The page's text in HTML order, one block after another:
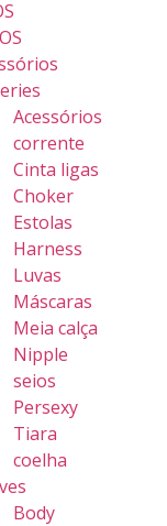
Acessórios
corrente
Cinta ligas
Choker
Estolas
Harness
Luvas
Máscaras
Meia calça
Nipple
seios
Persexy
Tiara
coelha
Body